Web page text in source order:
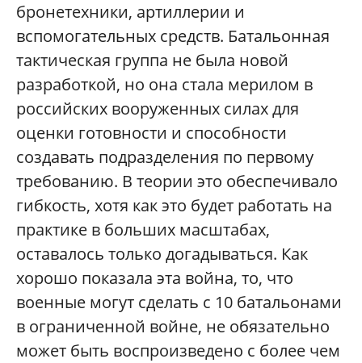
бронетехники, артиллерии и
вспомогательных средств. Батальонная
тактическая группа не была новой
разработкой, но она стала мерилом в
российских вооруженных силах для
оценки готовности и способности
создавать подразделения по первому
требованию. В теории это обеспечивало
гибкость, хотя как это будет работать на
практике в больших масштабах,
оставалось только догадываться. Как
хорошо показала эта война, то, что
военные могут сделать с 10 батальонами
в ограниченной войне, не обязательно
может быть воспроизведено с более чем